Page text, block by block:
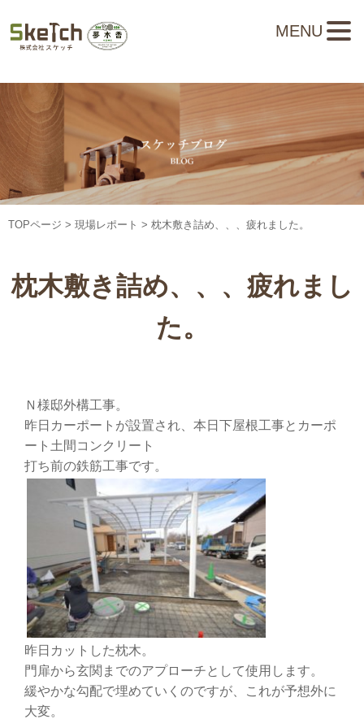
TOPページ > 現場レポート > 枕木敷き詰め、、、疲れました。
枕木敷き詰め、、、疲れまし
た。
Ｎ様邸外構工事。
昨日カーポートが設置され、本日下屋根工事とカーポ
ート土間コンクリート
打ち前の鉄筋工事です。
昨日カットした枕木。
門扉から玄関までのアプローチとして使用します。
緩やかな勾配で埋めていくのですが、これが予想外に
大変。
MENU